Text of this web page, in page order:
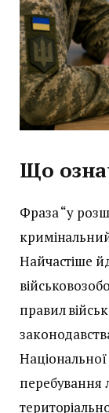
Що
Фраза “у
Найчастіше
правил
Національної
перебування